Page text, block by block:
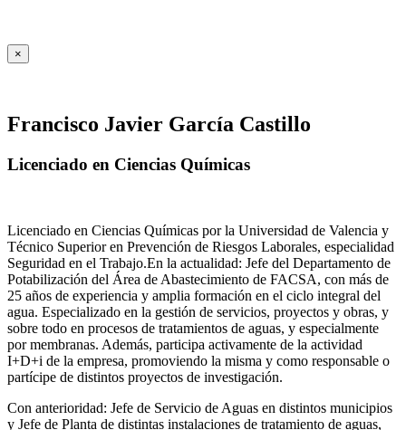
×
Francisco Javier García Castillo
Licenciado en Ciencias Químicas
Licenciado en Ciencias Químicas por la Universidad de Valencia y
Técnico Superior en Prevención de Riesgos Laborales, especialidad
Seguridad en el Trabajo.En la actualidad: Jefe del Departamento de
Potabilización del Área de Abastecimiento de FACSA, con más de
25 años de experiencia y amplia formación en el ciclo integral del
agua. Especializado en la gestión de servicios, proyectos y obras, y
sobre todo en procesos de tratamientos de aguas, y especialmente
por membranas. Además, participa activamente de la actividad
I+D+i de la empresa, promoviendo la misma y como responsable o
partícipe de distintos proyectos de investigación.
Con anterioridad: Jefe de Servicio de Aguas en distintos municipios
y Jefe de Planta de distintas instalaciones de tratamiento de aguas,